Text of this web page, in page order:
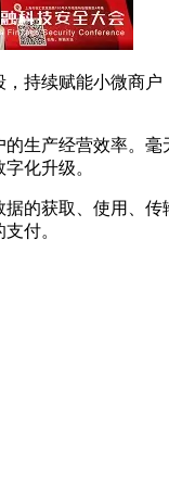
持续赋能小微商
生产经营效率。毫
化升级。
的获取、使用、
付。